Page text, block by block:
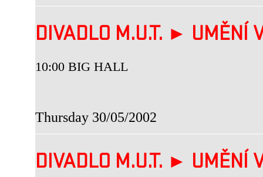
DIVADLO M.U.T. ►
10:00 BIG HALL
Thursday 30/05/2002
DIVADLO M.U.T. ►